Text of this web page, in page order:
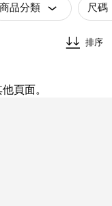
商品分類 尺碼
排序
頁面。